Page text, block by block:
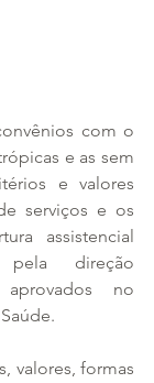
com o
e as sem
e valores
serviços e os
assistencial
pela direção
no
valores, formas